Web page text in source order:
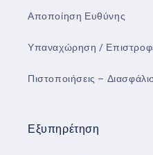
Αποποίηση Ευθύνης
Υπαναχώρηση /
Πιστοποιήσεις –
Εξυπηρέτηση